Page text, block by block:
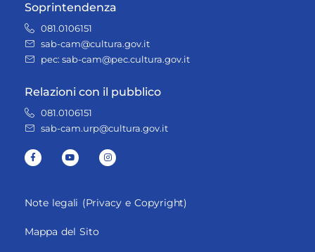
Soprintendenza
081.0106151
sab-cam@cultura.gov.it
pec: sab-cam@pec.cultura.gov.it
Relazioni con il pubblico
081.0106151
sab-cam.urp@cultura.gov.it
Note legali (Privacy e Copyright)
Mappa del Sito